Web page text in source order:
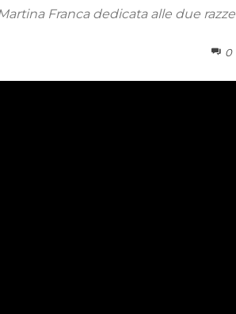
Franca dedicata alle due razze
0